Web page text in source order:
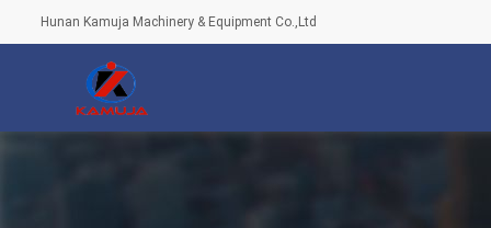
Hunan Kamuja Machinery & Equipment Co.,Ltd